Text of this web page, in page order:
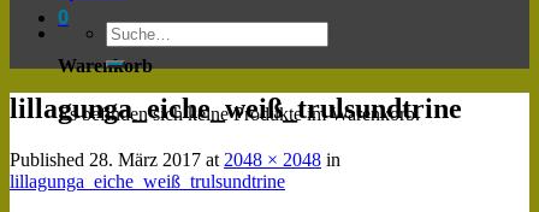
0
Warenkorb
Es befinden sich keine Produkte im Warenkorb.
lillagunga_eiche_weiß_trulsundtrine
Published 28. März 2017 at 2048 × 2048 in
lillagunga_eiche_weiß_trulsundtrine